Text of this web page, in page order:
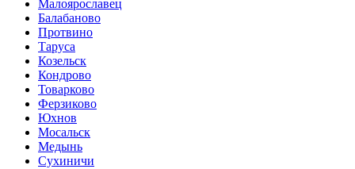
Малоярославец
Балабаново
Протвино
Таруса
Козельск
Кондрово
Товарково
Ферзиково
Юхнов
Мосальск
Медынь
Сухиничи